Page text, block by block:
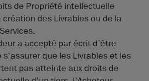
de Propriété intellectuelle
des Livrables ou de la
a accepté par écrit d'être
que les Livrables et les
pas atteinte aux droits de